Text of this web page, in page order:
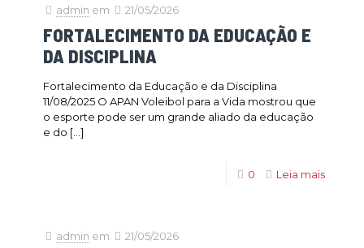
admin em 21/05/2026
FORTALECIMENTO DA EDUCAÇÃO E
DA DISCIPLINA
Fortalecimento da Educação e da Disciplina
11/08/2025 O APAN Voleibol para a Vida mostrou que
o esporte pode ser um grande aliado da educação
e do […]
0 Leia mais
admin em 21/05/2026